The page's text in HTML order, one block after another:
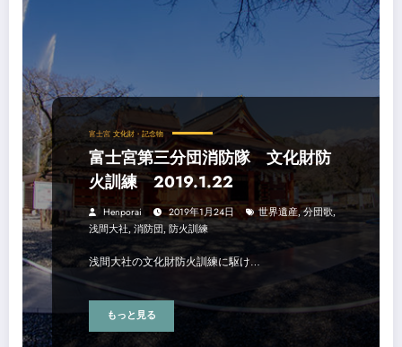
富士宮 文化財・記念物
富士宮第三分団消防隊 文化財防
火訓練 2019.1.22
Henporai 2019年1月24日 世界遺産 ,分団歌,
浅間大社,消防団,防火訓練
浅間大社の文化財防火訓練に駆け…
もっと見る